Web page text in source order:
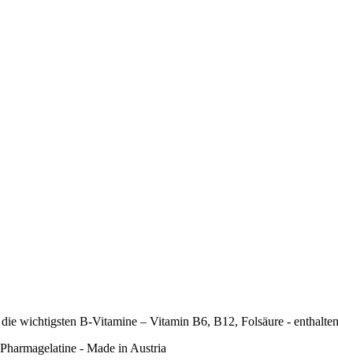
wichtigsten B-Vitamine – Vitamin B6, B12, Folsäure -
- Made in Austria